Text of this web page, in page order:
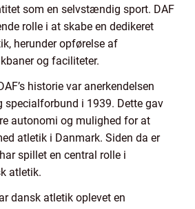
som en selvstændig sport. DAF
rolle i at skabe en dedikeret
herunder opførelse af
og faciliteter.
historie var anerkendelsen
i 1939. Dette gav
autonomi og mulighed for at
atletik i Danmark. Siden da er
spillet en central rolle i
atletik.
dansk atletik oplevet en